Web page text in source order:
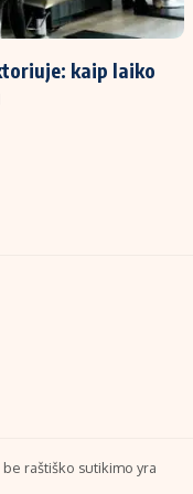
išmokos skaičiuoklė
kaip laiko
raštiško sutikimo yra